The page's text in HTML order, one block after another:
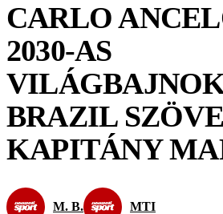
CARLO
2030-AS
BRAZIL
KAPITÁNY
M. B. MTI